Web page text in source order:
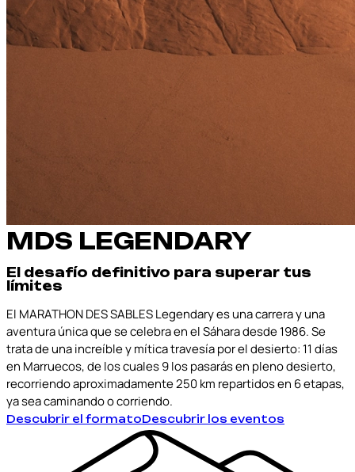
MDS LEGENDARY
El desafío definitivo para superar tus
límites
El MARATHON DES SABLES Legendary es una carrera y una
aventura única que se celebra en el Sáhara desde 1986. Se
trata de una increíble y mítica travesía por el desierto: 11 días
en Marruecos, de los cuales 9 los pasarás en pleno desierto,
recorriendo aproximadamente 250 km repartidos en 6 etapas,
ya sea caminando o corriendo.
Descubrir el formatoDescubrir los eventos